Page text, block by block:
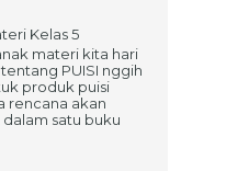
Kelas 5
materi kita hari
PUISI nggih
produk puisi
rencana akan
satu buku